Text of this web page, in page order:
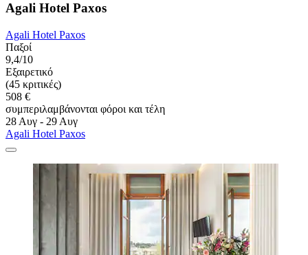
Agali Hotel Paxos
Agali Hotel Paxos
Παξοί
9,4/10
Εξαιρετικό
(45 κριτικές)
508 €
συμπεριλαμβάνονται φόροι και τέλη
28 Αυγ - 29 Αυγ
Agali Hotel Paxos